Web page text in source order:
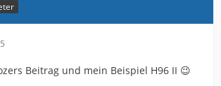
Beitrag und mein Beispiel H96 II 😉